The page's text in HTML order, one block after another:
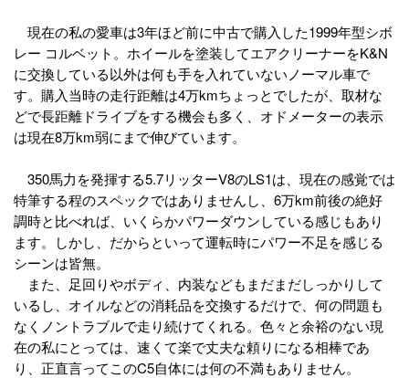
現在の私の愛車は3年ほど前に中古で購入した1999年型シボ
レー コルベット。ホイールを塗装してエアクリーナーをK&N
に交換している以外は何も手を入れていないノーマル車で
す。購入当時の走行距離は4万kmちょっとでしたが、取材な
どで長距離ドライブをする機会も多く、オドメーターの表示
は現在8万km弱にまで伸びています。
350馬力を発揮する5.7リッターV8のLS1は、現在の感覚では
特筆する程のスペックではありませんし、6万km前後の絶好
調時と比べれば、いくらかパワーダウンしている感じもあり
ます。しかし、だからといって運転時にパワー不足を感じる
シーンは皆無。
また、足回りやボディ、内装などもまだまだしっかりして
いるし、オイルなどの消耗品を交換するだけで、何の問題も
なくノントラブルで走り続けてくれる。色々と余裕のない現
在の私にとっては、速くて楽で丈夫な頼りになる相棒であ
り、正直言ってこのC5自体には何の不満もありません。